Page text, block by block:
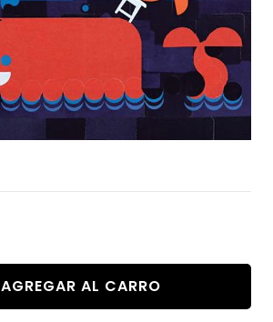
AGREGAR AL CARRO